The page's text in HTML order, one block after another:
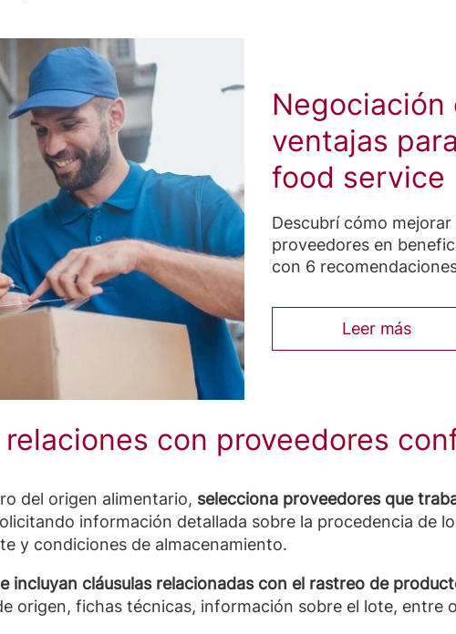
Negociación
ventajas
food service
Descubrí cómo
proveedores en
con 6
Leer más
relaciones con proveedores
del origen alimentario, selecciona proveedores que
información detallada sobre la procedencia de
y condiciones de almacenamiento.
incluyan cláusulas relacionadas con el rastreo de
origen, fichas técnicas, información sobre el lote, entre